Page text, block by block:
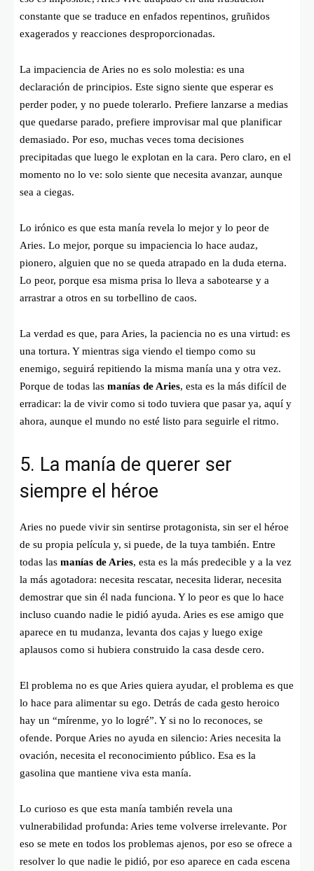
constante que se traduce en enfados repentinos, gruñidos
exagerados y reacciones desproporcionadas.
La impaciencia de Aries no es solo molestia: es una
declaración de principios. Este signo siente que esperar es
perder poder, y no puede tolerarlo. Prefiere lanzarse a medias
que quedarse parado, prefiere improvisar mal que planificar
demasiado. Por eso, muchas veces toma decisiones
precipitadas que luego le explotan en la cara. Pero claro, en el
momento no lo ve: solo siente que necesita avanzar, aunque
sea a ciegas.
Lo irónico es que esta manía revela lo mejor y lo peor de
Aries. Lo mejor, porque su impaciencia lo hace audaz,
pionero, alguien que no se queda atrapado en la duda eterna.
Lo peor, porque esa misma prisa lo lleva a sabotearse y a
arrastrar a otros en su torbellino de caos.
La verdad es que, para Aries, la paciencia no es una virtud: es
una tortura. Y mientras siga viendo el tiempo como su
enemigo, seguirá repitiendo la misma manía una y otra vez.
Porque de todas las manías de Aries, esta es la más difícil de
erradicar: la de vivir como si todo tuviera que pasar ya, aquí y
ahora, aunque el mundo no esté listo para seguirle el ritmo.
5. La manía de querer ser
siempre el héroe
Aries no puede vivir sin sentirse protagonista, sin ser el héroe
de su propia película y, si puede, de la tuya también. Entre
todas las manías de Aries, esta es la más predecible y a la vez
la más agotadora: necesita rescatar, necesita liderar, necesita
demostrar que sin él nada funciona. Y lo peor es que lo hace
incluso cuando nadie le pidió ayuda. Aries es ese amigo que
aparece en tu mudanza, levanta dos cajas y luego exige
aplausos como si hubiera construido la casa desde cero.
El problema no es que Aries quiera ayudar, el problema es que
lo hace para alimentar su ego. Detrás de cada gesto heroico
hay un “mírenme, yo lo logré”. Y si no lo reconoces, se
ofende. Porque Aries no ayuda en silencio: Aries necesita la
ovación, necesita el reconocimiento público. Esa es la
gasolina que mantiene viva esta manía.
Lo curioso es que esta manía también revela una
vulnerabilidad profunda: Aries teme volverse irrelevante. Por
eso se mete en todos los problemas ajenos, por eso se ofrece a
resolver lo que nadie le pidió, por eso aparece en cada escena